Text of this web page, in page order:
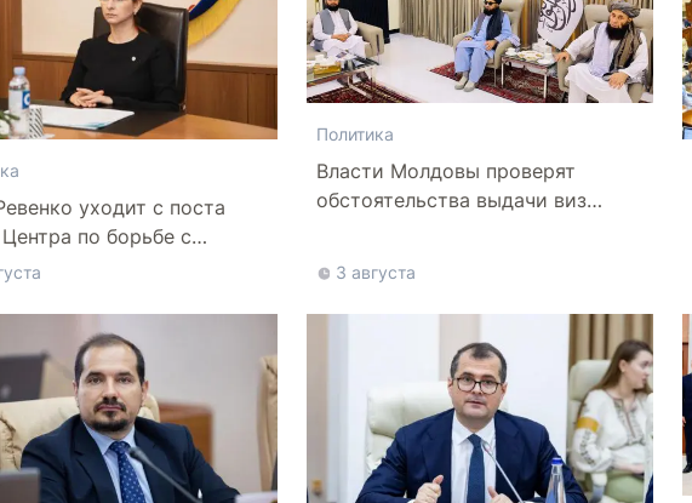
уходит с поста
по борьбе с
Политика
Власти Молдовы проверят
обстоятельства выдачи виз
3 августа